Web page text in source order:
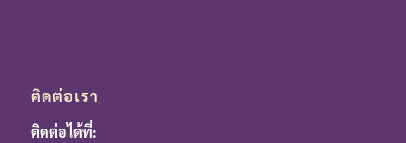
ติดต่อเรา
ติดต่อได้ที่: